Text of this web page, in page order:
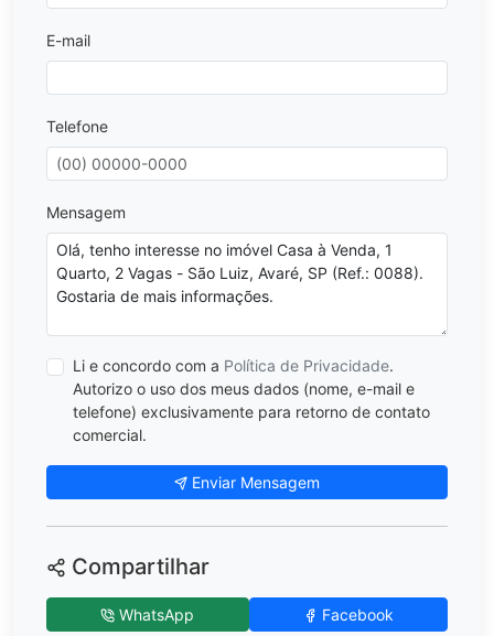
E-mail
Telefone
Mensagem
Li e concordo com a Política de Privacidade.
Autorizo o uso dos meus dados (nome, e-mail e
telefone) exclusivamente para retorno de contato
comercial.
Enviar Mensagem
Compartilhar
WhatsApp Facebook